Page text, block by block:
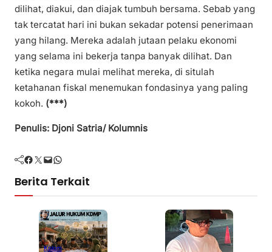
dilihat, diakui, dan diajak tumbuh bersama. Sebab yang
tak tercatat hari ini bukan sekadar potensi penerimaan
yang hilang. Mereka adalah jutaan pelaku ekonomi
yang selama ini bekerja tanpa banyak dilihat. Dan
ketika negara mulai melihat mereka, di situlah
ketahanan fiskal menemukan fondasinya yang paling
kokoh. (***)
Penulis: Djoni Satria/ Kolumnis
Facebook Twitter Mail WhatsApp
Berita Terkait
Kolom